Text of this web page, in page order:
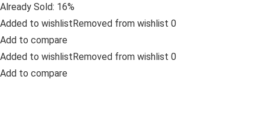
Already Sold: 16%
Added to wishlistRemoved from wishlist 0
Add to compare
Added to wishlistRemoved from wishlist 0
Add to compare